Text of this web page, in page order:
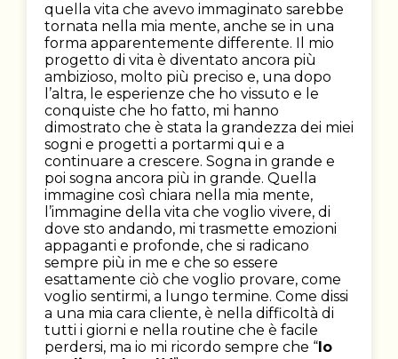
quella vita che avevo immaginato sarebbe
tornata nella mia mente, anche se in una
forma apparentemente differente. Il mio
progetto di vita è diventato ancora più
ambizioso, molto più preciso e, una dopo
l’altra, le esperienze che ho vissuto e le
conquiste che ho fatto, mi hanno
dimostrato che è stata la grandezza dei miei
sogni e progetti a portarmi qui e a
continuare a crescere. Sogna in grande e
poi sogna ancora più in grande. Quella
immagine così chiara nella mia mente,
l’immagine della vita che voglio vivere, di
dove sto andando, mi trasmette emozioni
appaganti e profonde, che si radicano
sempre più in me e che so essere
esattamente ciò che voglio provare, come
voglio sentirmi, a lungo termine. Come dissi
a una mia cara cliente, è nella difficoltà di
tutti i giorni e nella routine che è facile
perdersi, ma io mi ricordo sempre che “Io